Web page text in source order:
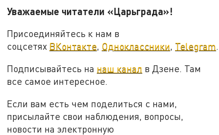
Уважаемые читатели «Царьграда»!
Присоединяйтесь к нам в
соцсетях ВКонтакте, Одноклассники, Telegram.
Подписывайтесь на наш канал в Дзене. Там
все самое интересное.
Если вам есть чем поделиться с нами,
присылайте свои наблюдения, вопросы,
новости на электронную